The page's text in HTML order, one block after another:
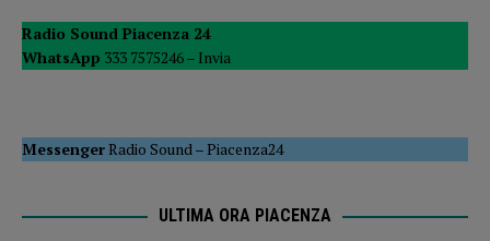
Radio Sound Piacenza 24
WhatsApp 333 7575246 – Invia
MessengerRadio Sound –Piacenza24
ULTIMA ORA PIACENZA